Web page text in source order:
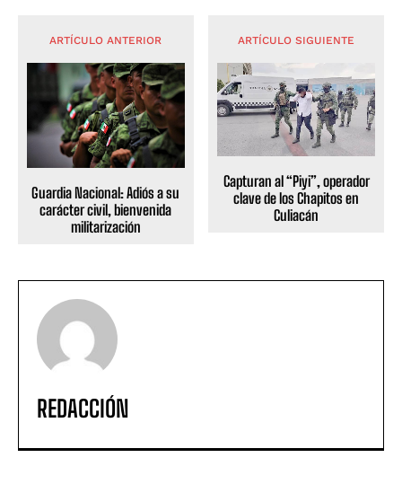
ARTÍCULO ANTERIOR
Guardia Nacional: Adiós a su
carácter civil, bienvenida
militarización
ARTÍCULO SIGUIENTE
Capturan al “Piyi”, operador
clave de los Chapitos en
Culiacán
REDACCIÓN